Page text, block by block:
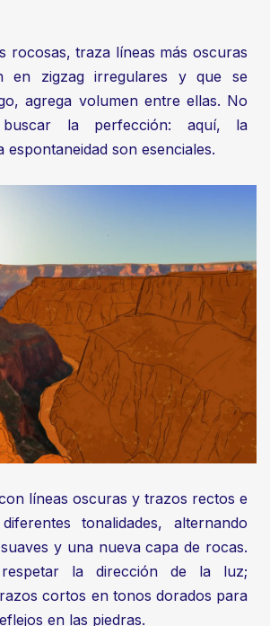
rocosas, traza líneas más oscuras
en zigzag irregulares y que se
agrega volumen entre ellas. No
la perfección: aquí, la
espontaneidad son esenciales.
líneas oscuras y trazos rectos e
tonalidades, alternando
y una nueva capa de rocas.
la dirección de la luz;
cortos en tonos dorados para
en las piedras.